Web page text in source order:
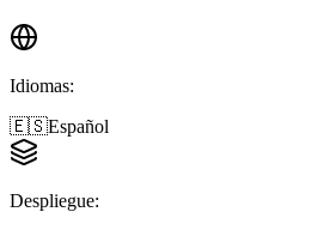
Idiomas:
🇪🇸Español
Despliegue: